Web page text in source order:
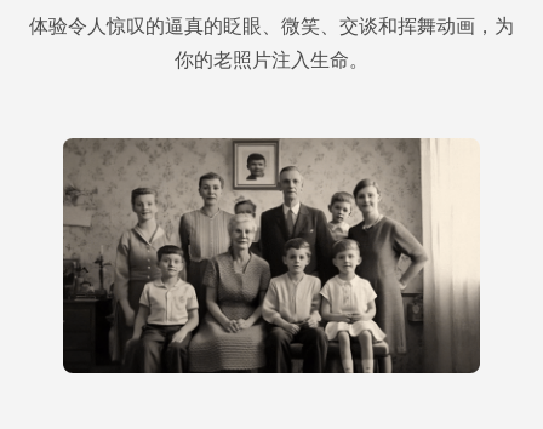
体验令人惊叹的逼真的眨眼、微笑、交谈和挥舞动画，为
你的老照片注入生命。